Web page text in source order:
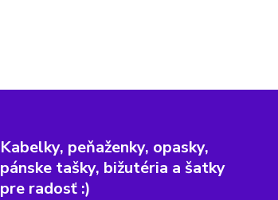
Kabelky, peňaženky, opasky,
pánske tašky, bižutéria a šatky
pre radosť :)